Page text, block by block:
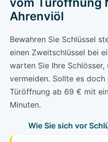
Ahrenviöl
Bewahren Sie Schlüssel
einen Zweitschlüssel bei
warten Sie Ihre
vermeiden. Sollte es
Türöffnung ab 69 € mit
Minuten.
Wie Sie sich vor